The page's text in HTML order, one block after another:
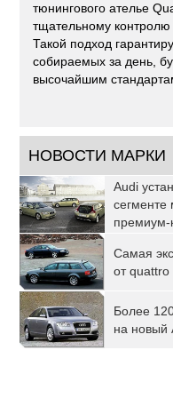
тюнингового ателье
тщательному
Такой подход
собираемых за день,
высочайшим
НОВОСТИ МАРКИ
Audi
премиум-
Самая
от quattro
Более
на новый